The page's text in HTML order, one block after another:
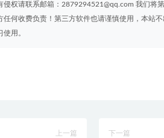
权请联系邮箱：2879294521@qq.com 我们将
何收费负责！第三方软件也请谨慎使用，本站
用。
上一篇 下一篇